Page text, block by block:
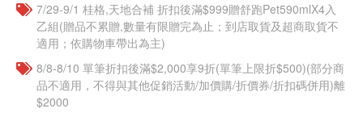
7/29-9/1 桂格,天地合補 折扣後滿$999贈舒跑Pet590mlX4入
乙組(贈品不累贈,數量有限贈完為止；到店取貨及超商取貨不
適用；依購物車帶出為主)​
8/8-8/10 單筆折扣後滿$2,000享9折(單筆上限折$500)(部分商
品不適用，不得與其他促銷活動/加價購/折價券/折扣碼併用)離
$2000